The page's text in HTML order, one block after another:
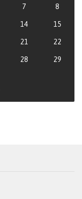
7 8
14 15
21 22
28 29